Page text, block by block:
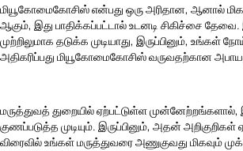
மியூகோமைகோசிஸ் என்பது ஒரு அரிதான, ஆனால்
ஆகும், இது பாதிக்கப்பட்டால் உடனடி சிகிச்சை
முற்றிலுமாக தடுக்க முடியாது, இருப்பினும், உங்கள்
அதிகரிப்பது மியூகோமைகோசிஸ் வருவதற்கான
மருத்துவத் துறையில் ஏற்பட்டுள்ள முன்னேற்றங்களால்,
குணப்படுத்த முடியும். இருப்பினும், அதன் அறிகுறிகள்
விரைவில் உங்கள் மருத்துவரை அணுகுவது மிகவும்